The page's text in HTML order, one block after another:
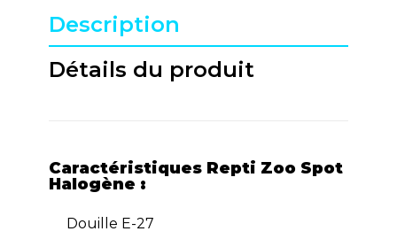
Description
Détails du produit
Caractéristiques Repti Zoo Spot
Halogène :
Douille E-27